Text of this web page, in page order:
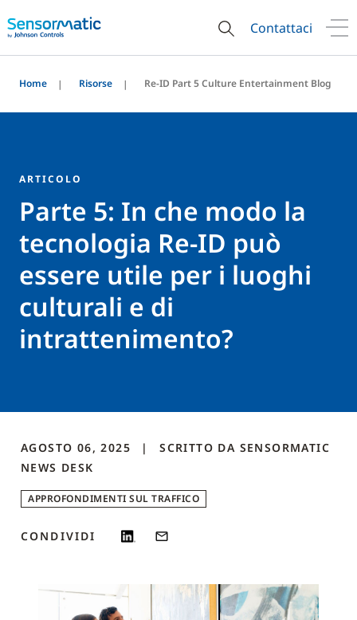
Contattaci
Home Risorse Re-ID Part 5 Culture Entertainment Blog
ARTICOLO
Parte 5: In che modo la
tecnologia Re-ID può
essere utile per i luoghi
culturali e di
intrattenimento?
AGOSTO 06, 2025 SCRITTO DA SENSORMATIC
NEWS DESK
APPROFONDIMENTI SUL TRAFFICO
CONDIVIDI